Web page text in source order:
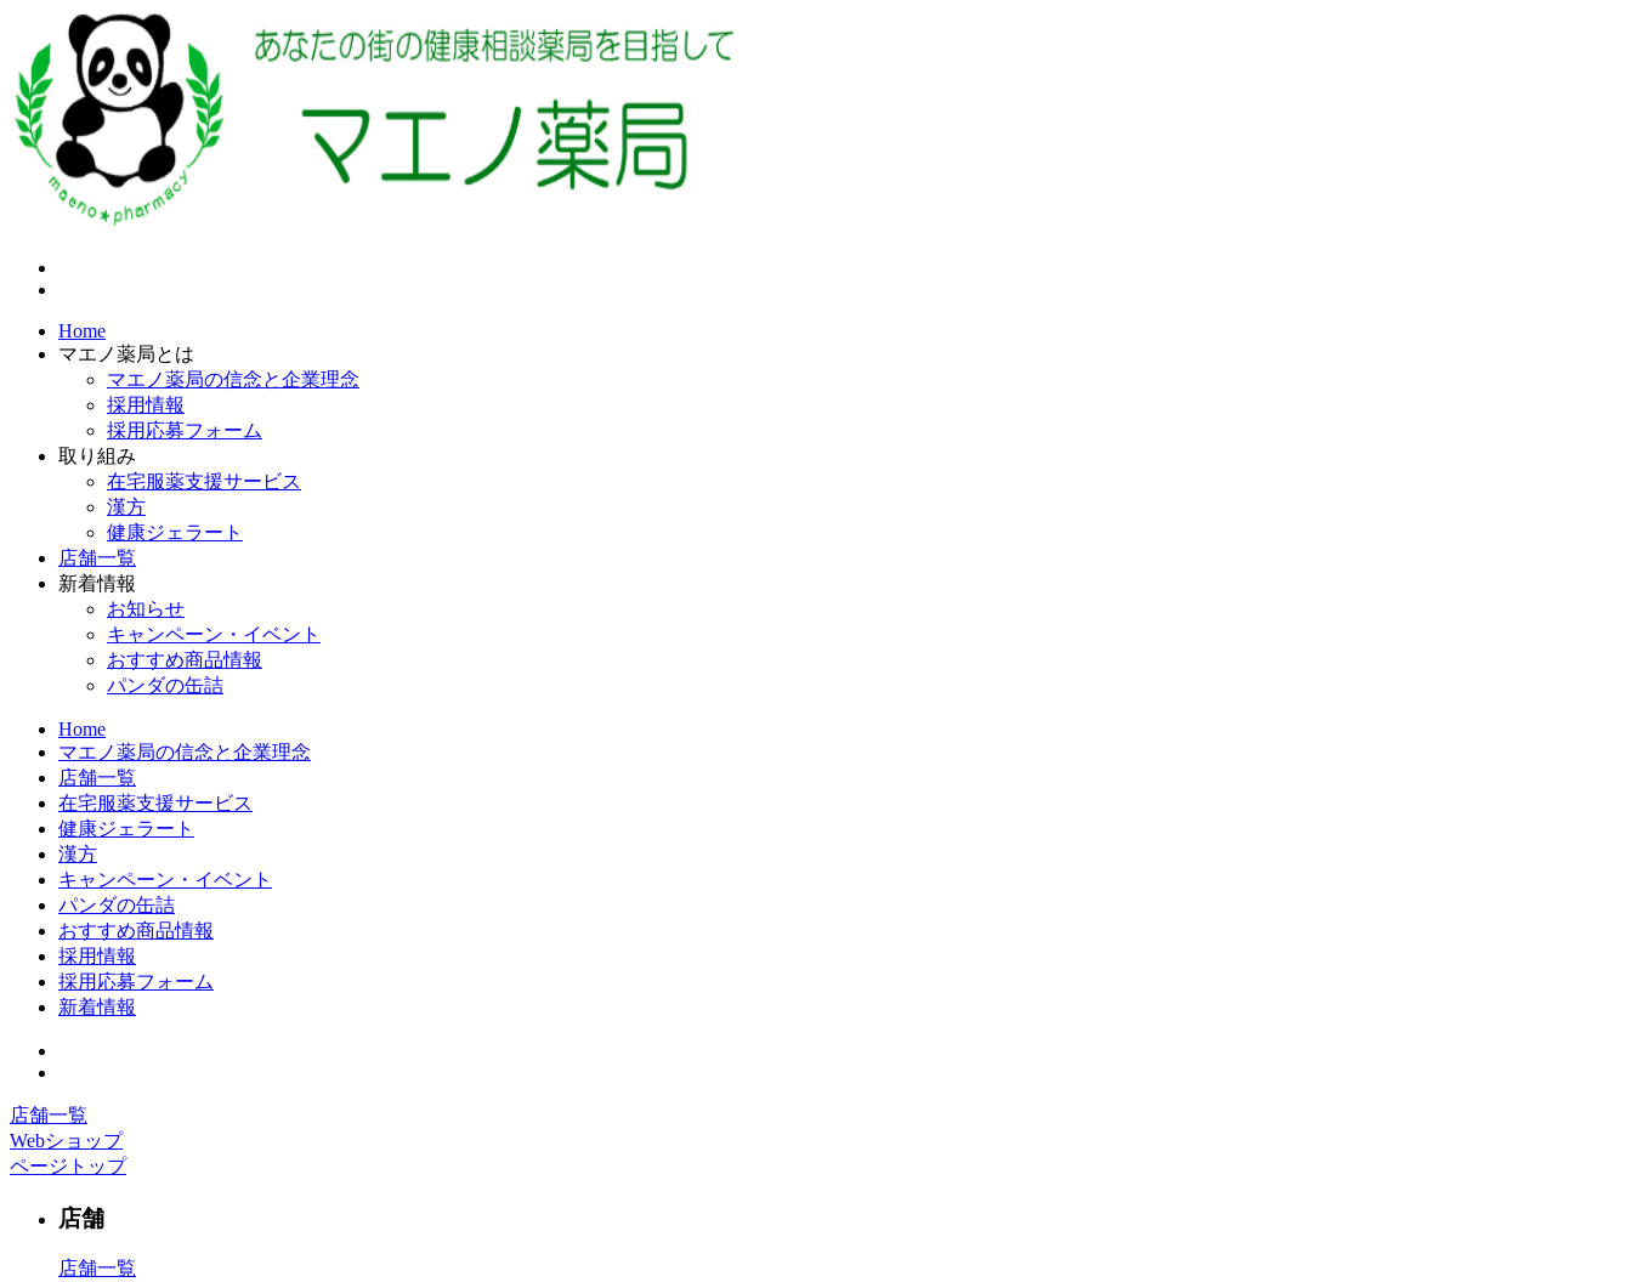
Home
マエノ薬局とは
マエノ薬局の信念と企業理念
採用情報
採用応募フォーム
取り組み
在宅服薬支援サービス
漢方
健康ジェラート
店舗一覧
新着情報
お知らせ
キャンペーン・イベント
おすすめ商品情報
パンダの缶詰
Home
マエノ薬局の信念と企業理念
店舗一覧
在宅服薬支援サービス
健康ジェラート
漢方
キャンペーン・イベント
パンダの缶詰
おすすめ商品情報
採用情報
採用応募フォーム
新着情報
店舗一覧
Webショップ
ページトップ
店舗
店舗一覧